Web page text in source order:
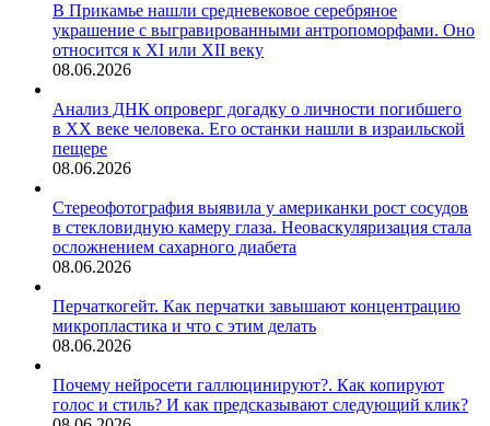
В Прикамье нашли средневековое серебряное
украшение с выгравированными антропоморфами. Оно
относится к XI или XII веку
08.06.2026
Анализ ДНК опроверг догадку о личности погибшего
в XX веке человека. Его останки нашли в израильской
пещере
08.06.2026
Стереофотография выявила у американки рост сосудов
в стекловидную камеру глаза. Неоваскуляризация стала
осложнением сахарного диабета
08.06.2026
Перчаткогейт. Как перчатки завышают концентрацию
микропластика и что с этим делать
08.06.2026
Почему нейросети галлюцинируют?. Как копируют
голос и стиль? И как предсказывают следующий клик?